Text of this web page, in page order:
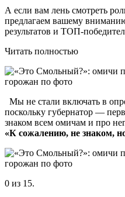
А если вам лень смотреть
предлагаем вашему
результатов и ТОП-
Читать полностью
Мы не стали включать в
поскольку губернатор —
знаком всем омичам и про
«К сожалению, не знаком,
0 из 15.